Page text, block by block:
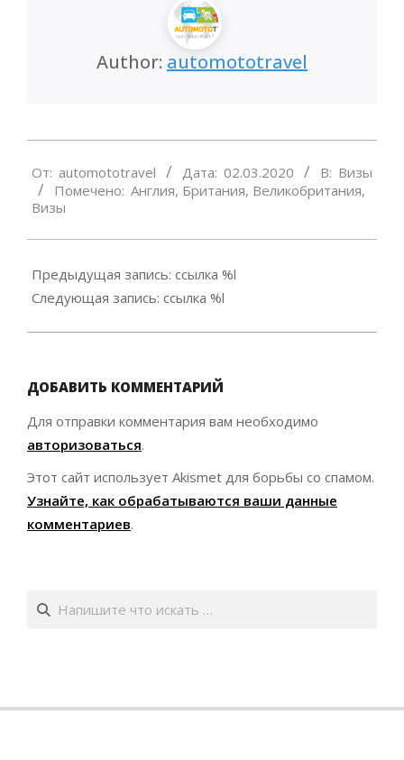
Author: automototravel
03-
02
От: automototravel Дата: 02.03.2020 В: Визы
Помечено: Англия, Британия, Великобритания,
Визы
Предыдущая запись: ссылка %l
Следующая запись: ссылка %l
ДОБАВИТЬ КОММЕНТАРИЙ
Для отправки комментария вам необходимо
авторизоваться.
Этот сайт использует Akismet для борьбы со спамом.
Узнайте, как обрабатываются ваши данные
комментариев.
Поиск